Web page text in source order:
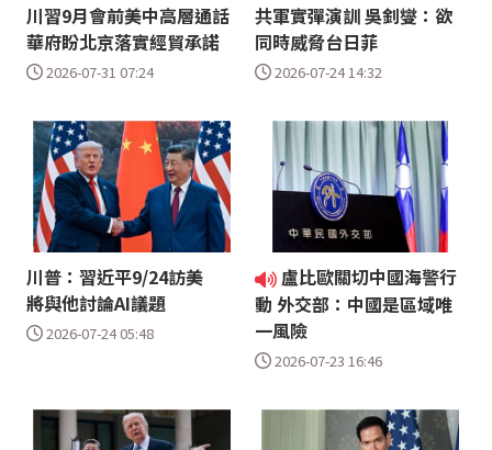
川習9月會前美中高層通話
華府盼北京落實經貿承諾
2026-07-31 07:24
共軍實彈演訓 吳釗燮：欲
同時威脅台日菲
2026-07-24 14:32
川普：習近平9/24訪美
將與他討論AI議題
2026-07-24 05:48
盧比歐關切中國海警行
動 外交部：中國是區域唯
一風險
2026-07-23 16:46